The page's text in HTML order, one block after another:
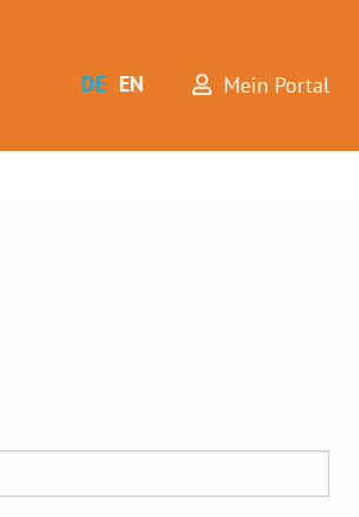
DE EN Mein Portal